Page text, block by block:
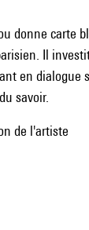
donne
Il
en
savoir.
de l'artiste